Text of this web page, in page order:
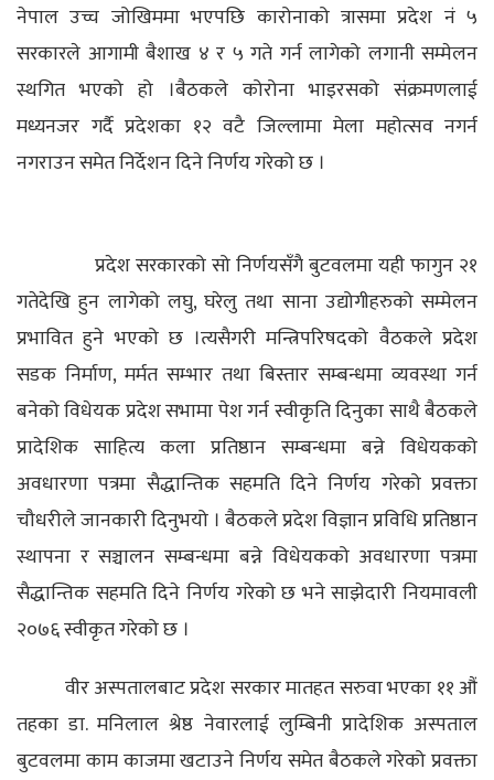
नेपाल उच्च जोखिममा भएपछि कारोनाको त्रासमा प्रदेश नं ५
सरकारले आगामी बैशाख ४ र ५ गते गर्न लागेको लगानी सम्मेलन
स्थगित भएको हो ।बैठकले कोरोना भाइरसको संक्रमणलाई
मध्यनजर गर्दै प्रदेशका १२ वटै जिल्लामा मेला महोत्सव नगर्न
नगराउन समेत निर्देशन दिने निर्णय गरेको छ ।
प्रदेश सरकारको सो निर्णयसँगै बुटवलमा यही फागुन २१
गतेदेखि हुन लागेको लघु, घरेलु तथा साना उद्योगीहरुको सम्मेलन
प्रभावित हुने भएको छ ।त्यसैगरी मन्त्रिपरिषदको वैठकले प्रदेश
सडक निर्माण, मर्मत सम्भार तथा बिस्तार सम्बन्धमा व्यवस्था गर्न
बनेको विधेयक प्रदेश सभामा पेश गर्न स्वीकृति दिनुका साथै बैठकले
प्रादेशिक साहित्य कला प्रतिष्ठान सम्बन्धमा बन्ने विधेयकको
अवधारणा पत्रमा सैद्धान्तिक सहमति दिने निर्णय गरेको प्रवक्ता
चौधरीले जानकारी दिनुभयो । बैठकले प्रदेश विज्ञान प्रविधि प्रतिष्ठान
स्थापना र सञ्चालन सम्बन्धमा बन्ने विधेयकको अवधारणा पत्रमा
सैद्धान्तिक सहमति दिने निर्णय गरेको छ भने साझेदारी नियमावली
२०७६ स्वीकृत गरेको छ ।
वीर अस्पतालबाट प्रदेश सरकार मातहत सरुवा भएका ११ औं
तहका डा. मनिलाल श्रेष्ठ नेवारलाई लुम्बिनी प्रादेशिक अस्पताल
बुटवलमा काम काजमा खटाउने निर्णय समेत बैठकले गरेको प्रवक्ता